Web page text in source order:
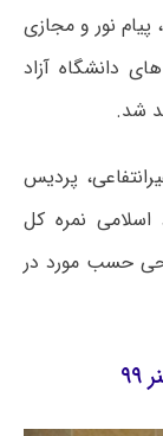
نور و مجازی
دانشگاه آزاد
شد.
پردیس
اسلامی نمره کل
حسب مورد در